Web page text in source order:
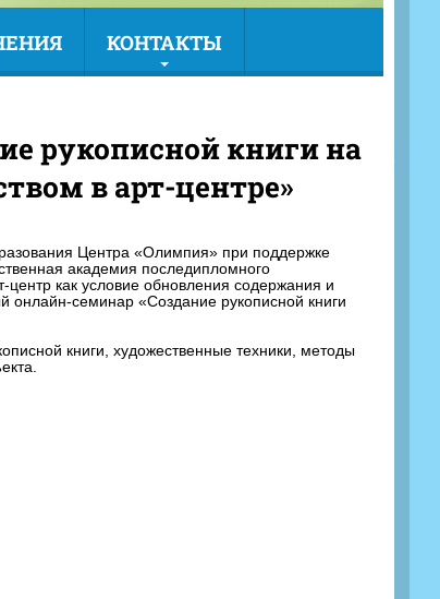
КОНТАКТЫ
рукописной книги на
в арт-центре»
Центра «Олимпия» при поддержке
академия последипломного
как условие обновления содержания и
онлайн-семинар «Создание рукописной книги
книги, художественные техники, методы